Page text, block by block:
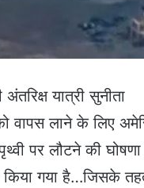
यात्री सुनीता
वापस लाने के लिए
पर लौटने की
गया है…जिसके